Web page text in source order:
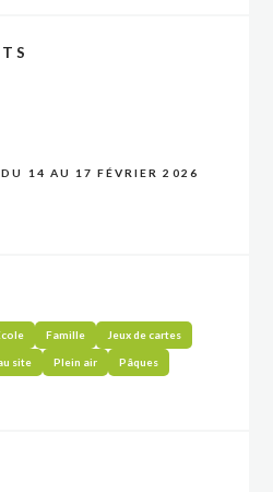
14 AU 17 FÉVRIER 2026
Famille Jeux de cartes
site Plein air Pâques